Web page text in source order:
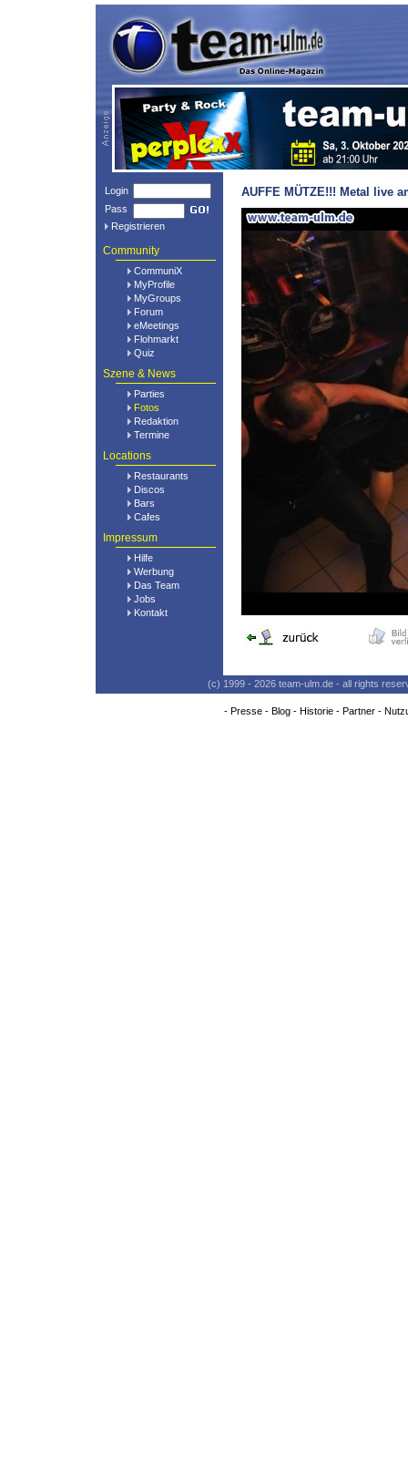
Login
Pass
Registrieren
Community
CommuniX
MyProfile
MyGroups
Forum
eMeetings
Flohmarkt
Quiz
Szene & News
Parties
Fotos
Redaktion
Termine
Locations
Restaurants
Discos
Bars
Cafes
Impressum
Hilfe
Werbung
Das Team
Jobs
Kontakt
AUFFE MÜTZE!!! Metal live
(c) 1999 - 2026 team-ulm.de - all rights
- Presse- Blog- Historie- Partner-